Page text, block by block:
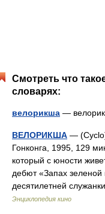
Смотреть что
словарях:
велорикша —
ВЕЛОРИКША —
Гонконга, 1995, 129
который с юности
дебют «Запах зеленой
десятилетней
Энциклопедия кино